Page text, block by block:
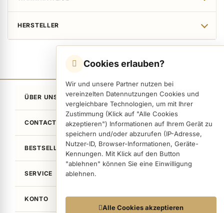
Cookies erlauben?
Wir und unsere Partner nutzen bei
vereinzelten Datennutzungen Cookies und
vergleichbare Technologien, um mit Ihrer
Zustimmung (Klick auf "Alle Cookies
akzeptieren") Informationen auf Ihrem Gerät zu
speichern und/oder abzurufen (IP-Adresse,
Nutzer-ID, Browser-Informationen, Geräte-
Kennungen. Mit Klick auf den Button
"ablehnen" können Sie eine Einwilligung
ablehnen.
DatennutzungenAlle Cookies akzeptieren
HERSTELLER
ÜBER UNS
CONTACT
BESTSELLER
SERVICE
KONTO